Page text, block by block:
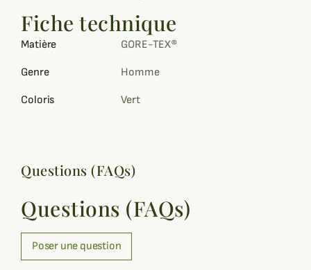
Fiche technique
Matière GORE-TEX®
Genre Homme
Coloris Vert
Questions (FAQs)
Questions (FAQs)
Poser une question